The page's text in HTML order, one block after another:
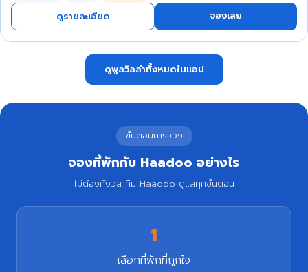
ดูรายละเอียด จองเลย
ดูพูลวิลล่าทั้งหมดในแอป
ขั้นตอนการจอง
จองที่พักกับ Haadoo อย่างไร
ไม่ต้องกังวล ทีม Haadoo ดูแลทุกขั้นตอน
1
เลือกที่พักที่ถูกใจ